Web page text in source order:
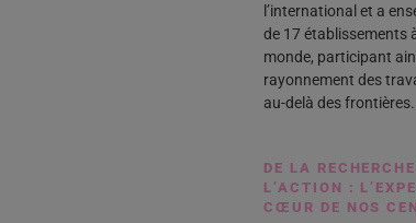
l’international et a
de 17 établissements
monde, participant
rayonnement des
au-delà des frontières.
DE LA
L’ACTION :
CŒUR DE NOS